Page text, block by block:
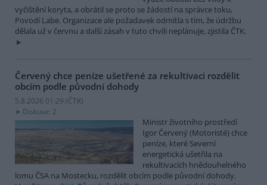
vyčištění koryta, a obrátil se proto se žádostí na správce toku,
Povodí Labe. Organizace ale požadavek odmítla s tím, že údržbu
dělala už v červnu a další zásah v tuto chvíli neplánuje, zjistila ČTK.
Červený chce peníze ušetřené za rekultivaci rozdělit
obcím podle původní dohody
5.8.2026 01:29 (ČTK)
Diskuse: 2
Ministr životního prostředí
Igor Červený (Motoristé) chce
peníze, které Severní
energetická ušetřila na
rekultivacích hnědouhelného
lomu ČSA na Mostecku, rozdělit obcím podle původní dohody.